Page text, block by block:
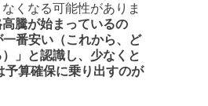
くなる可能性がありま
高騰が始まっているの
番安い（これから、ど
」と認識し、少なくと
予算確保に乗り出すのが